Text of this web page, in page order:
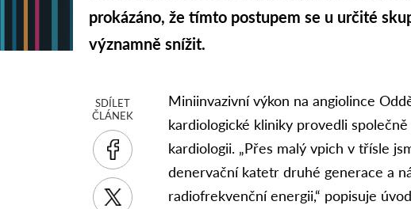
prokázáno, že tímto postupem se u určité
významně snížit.
SDÍLET
ČLÁNEK
Miniinvazivní výkon na angiolince
kardiologické kliniky provedli
kardiologii. „Přes malý vpich v třísle
denervační katetr druhé generace a
radiofrekvenční energii,“ popisuje